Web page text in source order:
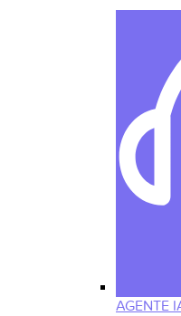
AGENTE